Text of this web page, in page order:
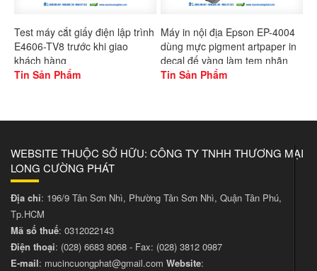
Test máy cắt giấy điện lập trình
E4606-TV8 trước khi giao
khách hàng
Tin Sản Phẩm
Máy in nội địa Epson EP-4004
dùng mực pigment artpaper in
decal đế vàng làm tem nhãn
Tin Sản Phẩm
WEBSITE THUỘC SỞ HỮU: CÔNG TY TNHH THƯƠNG MẠI
LONG CƯỜNG PHÁT
Địa chỉ: 196/9 Tân Sơn Nhì, Phường Tân Sơn Nhì, Quận Tân Phú,
Tp.HCM
Mã số thuế: 0312022143
Điện thoại: (028) 6683 8068 - Fax: (028) 3812 0987
E-mail: mucincuongphat@gmail.com Website: